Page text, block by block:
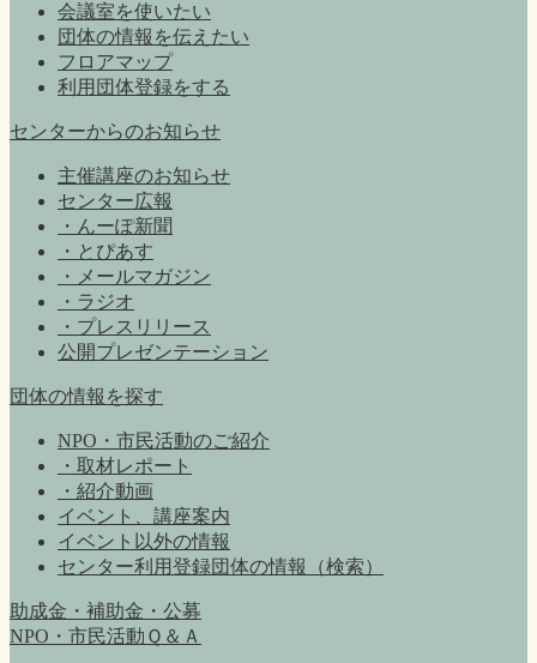
会議室を使いたい
団体の情報を伝えたい
フロアマップ
利用団体登録をする
センターからのお知らせ
主催講座のお知らせ
センター広報
・んーぽ新聞
・とぴあす
・メールマガジン
・ラジオ
・プレスリリース
公開プレゼンテーション
団体の情報を探す
NPO・市民活動のご紹介
・取材レポート
・紹介動画
イベント、講座案内
イベント以外の情報
センター利用登録団体の情報（検索）
助成金・補助金・公募
NPO・市民活動Ｑ＆Ａ